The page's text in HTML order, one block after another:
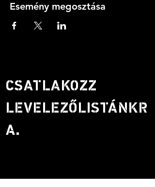
Esemény megosztása
CSATLAKOZZ
LEVELEZŐLISTÁNKR
A.